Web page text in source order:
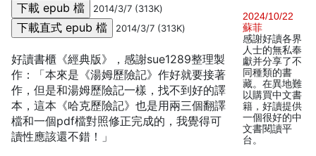
2014/3/7 (313K)
2014/3/7 (313K)
好讀書櫃《經典版》，感謝sue1289整理製
作：「本來是《湯姆歷險記》作好就要接著
作，但是和湯姆歷險記一樣，找不到好的譯
本，這本《哈克歷險記》也是用兩三個翻譯
檔和一個pdf檔對照修正完成的，我覺得可
讀性應該還不錯！」
2024/10/22
蘇菲
感謝好讀各界
人士的無私奉
獻并分享了不
同種類的書
藏。在異地難
以購買中文書
籍，好讀提供
一個很好的中
文書閱讀平
台。